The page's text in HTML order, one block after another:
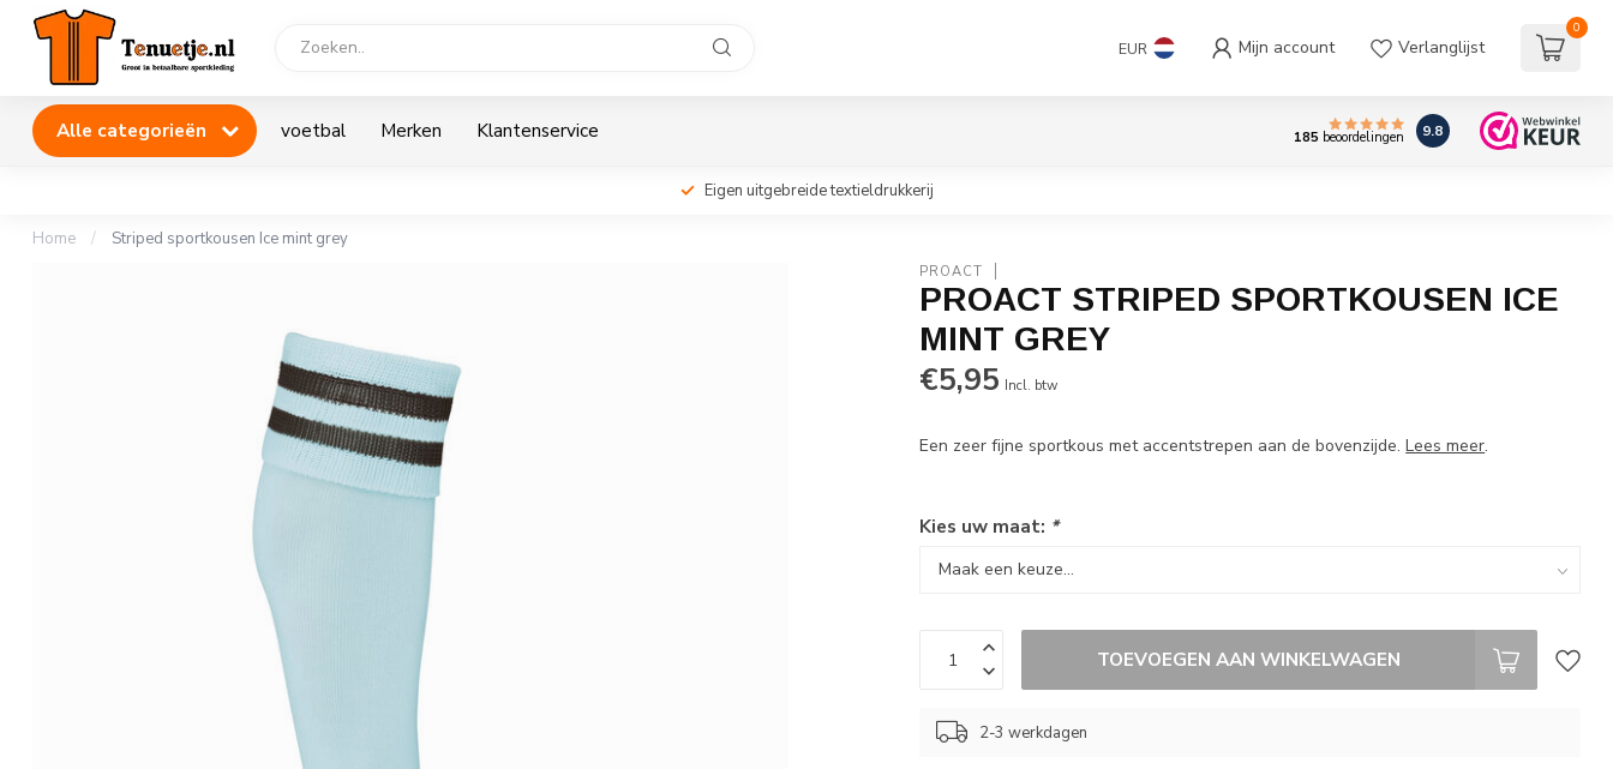
EUR Mijn account Verlanglijst
0
Alle categorieën voetbal Merken Klantenservice 185 beoordelingen 9.8
Eigen uitgebreide textieldrukkerij
Home / Striped sportkousen Ice mint grey
PROACT
PROACT STRIPED SPORTKOUSEN ICE
MINT GREY
€5,95 Incl. btw
Een zeer fijne sportkous met accentstrepen aan de bovenzijde.Lees meer.
Kies uw maat: *
TOEVOEGEN AAN WINKELWAGEN
2-3 werkdagen